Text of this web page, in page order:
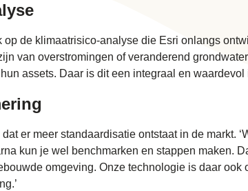
op de klimaatrisico-analyse die Esri onlangs
van overstromingen of veranderend
assets. Daar is dit een integraal en waardevol
er meer standaardisatie ontstaat in de markt.
kun je wel benchmarken en stappen maken.
omgeving. Onze technologie is daar